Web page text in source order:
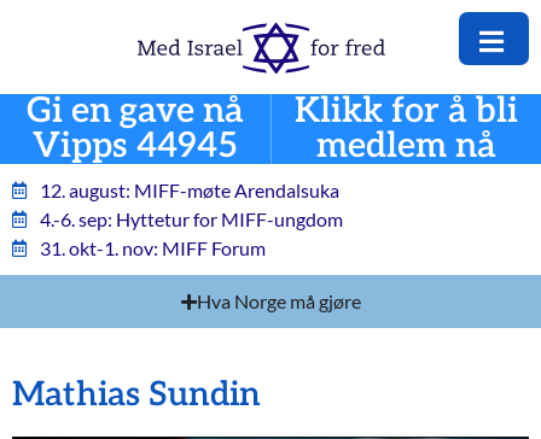
Gi en gave nå
Vipps 44945
Klikk for å bli
medlem nå
12. august: MIFF-møte Arendalsuka
4.-6. sep: Hyttetur for MIFF-ungdom
31. okt-1. nov: MIFF Forum
Hva Norge må gjøre
Mathias Sundin